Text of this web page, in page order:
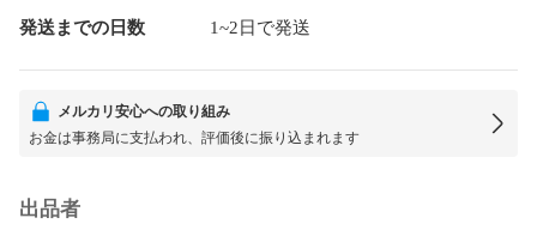
発送までの日数 1~2日で発送
メルカリ安心への取り組み
お金は事務局に支払われ、評価後に振り込まれます
出品者